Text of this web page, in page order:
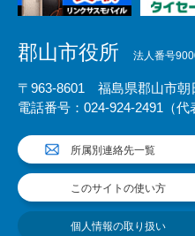
郡山市役所 法人番号
〒963-8601 福島県郡山市朝
電話番号：024-924-2491（代
所属別連絡先一覧
このサイトの使い方
個人情報の取り扱い